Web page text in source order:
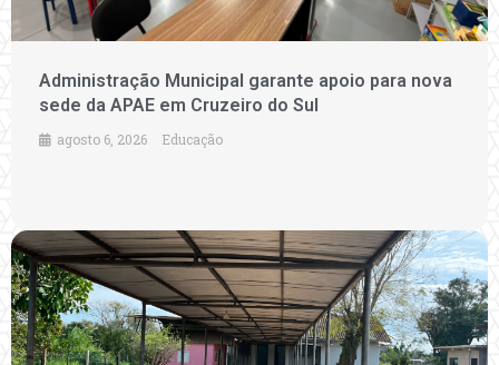
Administração Municipal garante apoio para nova
sede da APAE em Cruzeiro do Sul
agosto 6, 2026 Educação